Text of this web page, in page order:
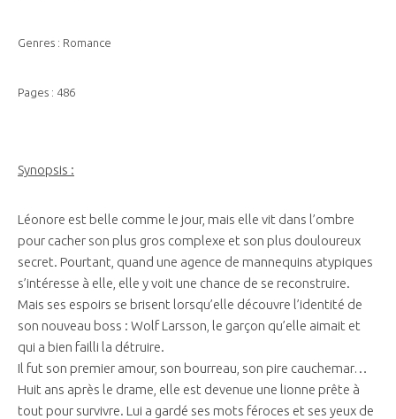
Genres : Romance
Pages : 486
Synopsis :
Léonore est belle comme le jour, mais elle vit dans l’ombre
pour cacher son plus gros complexe et son plus douloureux
secret. Pourtant, quand une agence de mannequins atypiques
s’intéresse à elle, elle y voit une chance de se reconstruire.
Mais ses espoirs se brisent lorsqu’elle découvre l’identité de
son nouveau boss : Wolf Larsson, le garçon qu’elle aimait et
qui a bien failli la détruire.
Il fut son premier amour, son bourreau, son pire cauchemar…
Huit ans après le drame, elle est devenue une lionne prête à
tout pour survivre. Lui a gardé ses mots féroces et ses yeux de